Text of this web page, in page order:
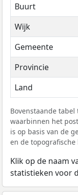
Buurt
Wijk
Gemeente
Provincie
Land
Bovenstaande
waarbinnen het
is op basis van de
en de topografische
Klik op de naam
statistieken voor